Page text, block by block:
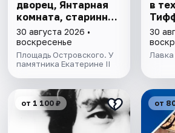
дворец, Янтарная
комната, старинный
парк
30 августа 2026 •
воскресенье
Площадь Островского. У
памятника Екатерине II
в
30
от 1 100 ₽ от